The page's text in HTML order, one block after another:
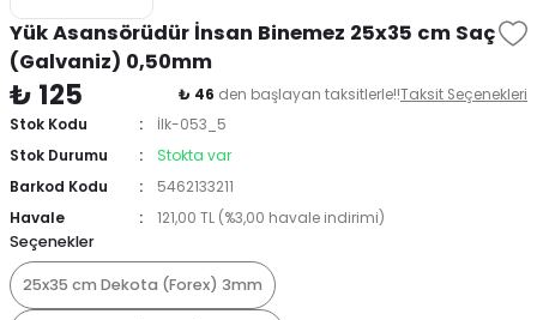
Yük Asansörüdür İnsan Binemez 25x35 cm Saç
(Galvaniz) 0,50mm
₺ 125 ₺ 46 den başlayan taksitlerle!!Taksit Seçenekleri
Stok Kodu
İlk-053_5
Stok Durumu
Stokta var
Barkod Kodu
5462133211
Havale
121,00 TL (%3,00 havale indirimi)
Seçenekler
25x35 cm Dekota (Forex) 3mm